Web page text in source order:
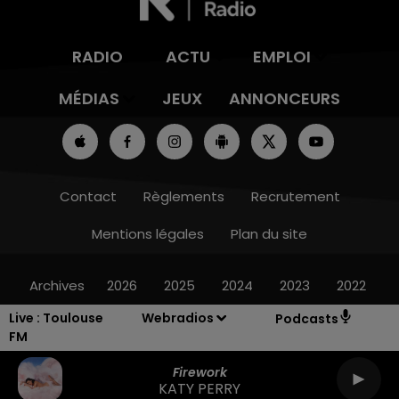
Live : Toulouse
FM
Webradios Podcasts
Firework
KATY PERRY
RADIO ACTU
EMPLOI
MÉDIAS
JEUX ANNONCEURS
Contact Règlements
Recrutement
Mentions légales
Plan du site
Archives 2026 2025 2024 2023 2022